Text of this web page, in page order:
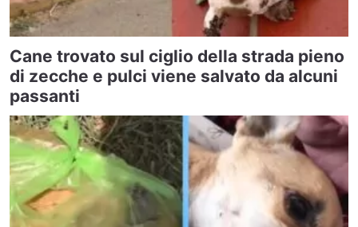
Cane trovato sul ciglio della strada pieno
di zecche e pulci viene salvato da alcuni
passanti